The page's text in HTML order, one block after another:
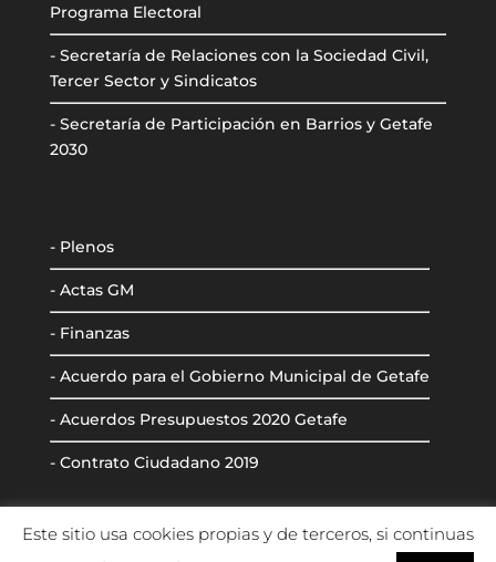
Programa Electoral
- Secretaría de Relaciones con la Sociedad Civil,
Tercer Sector y Sindicatos
- Secretaría de Participación en Barrios y Getafe
2030
- Plenos
- Actas GM
- Finanzas
- Acuerdo para el Gobierno Municipal de Getafe
- Acuerdos Presupuestos 2020 Getafe
- Contrato Ciudadano 2019
Este sitio usa cookies propias y de terceros, si continuas